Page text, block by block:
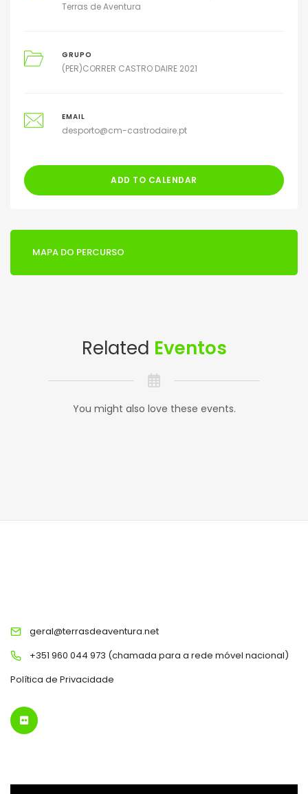
Terras de Aventura
GRUPO
(PER)CORRER CASTRO DAIRE 2021
EMAIL
desporto@cm-castrodaire.pt
ADD TO CALENDAR
MAPA DO PERCURSO
Related Eventos
You might also love these events.
geral@terrasdeaventura.net
+351 960 044 973 (chamada para a rede móvel nacional)
Política de Privacidade